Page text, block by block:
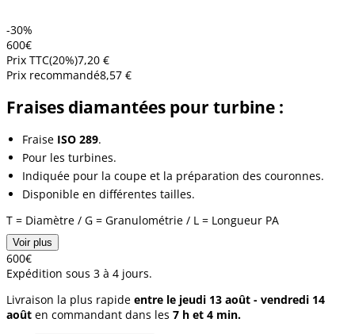
-30%
600€
Prix TTC(20%)7,20 €
Prix recommandé8,57 €
Fraises diamantées pour turbine :
Fraise ISO 289.
Pour les turbines.
Indiquée pour la coupe et la préparation des couronnes.
Disponible en différentes tailles.
T = Diamètre / G = Granulométrie / L = Longueur PA
Voir plus
600€
Expédition sous 3 à 4 jours.
Livraison la plus rapide entre le jeudi 13 août - vendredi 14
août en commandant dans les 7 h et 4 min.